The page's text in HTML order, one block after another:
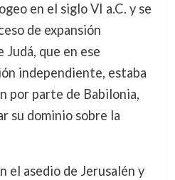
en el siglo VI a.C. y se
de expansión
que en ese
independiente, estaba
por parte de Babilonia,
su dominio sobre la
el asedio de Jerusalén y